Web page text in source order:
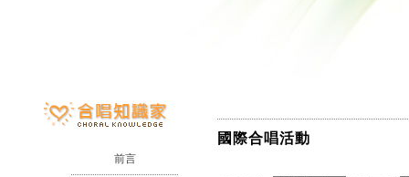
前言
國際合唱活動